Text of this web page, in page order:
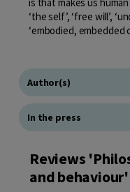
‘the self’, ‘free will’,
‘embodied, embedded
Author(s)
In the press
Reviews
and behaviour'